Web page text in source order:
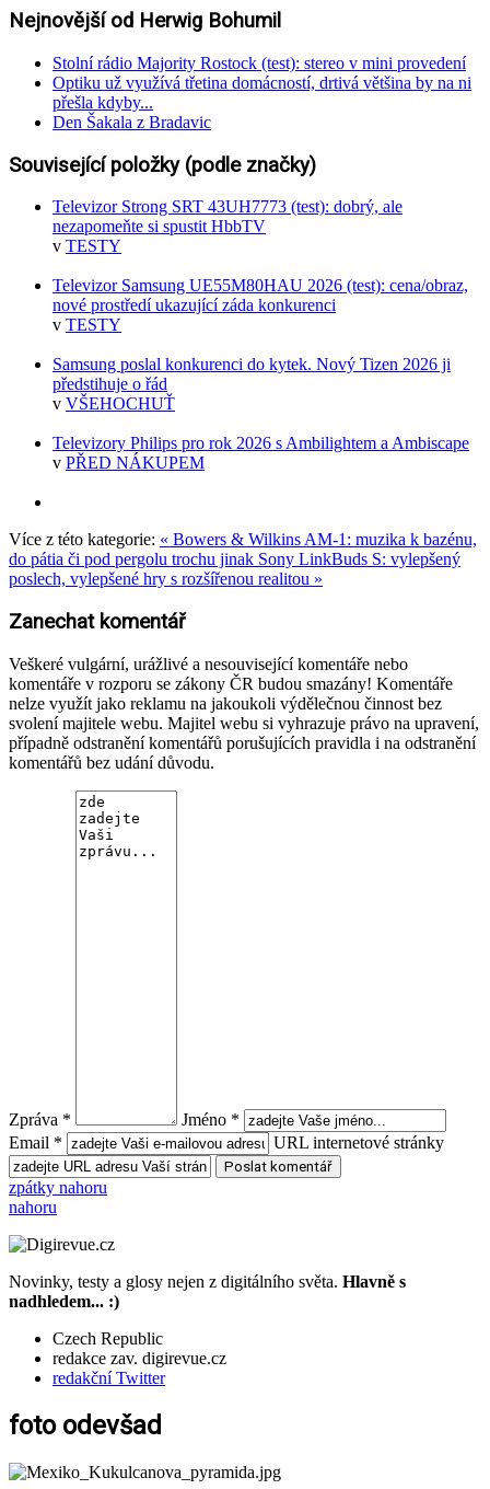
Nejnovější od Herwig Bohumil
Stolní rádio Majority Rostock (test): stereo v mini provedení
Optiku už využívá třetina domácností, drtivá většina by na ni
přešla kdyby...
Den Šakala z Bradavic
Související položky (podle značky)
Televizor Strong SRT 43UH7773 (test): dobrý, ale
nezapomeňte si spustit HbbTV
v TESTY
Televizor Samsung UE55M80HAU 2026 (test): cena/obraz,
nové prostředí ukazující záda konkurenci
v TESTY
Samsung poslal konkurenci do kytek. Nový Tizen 2026 ji
předstihuje o řád
v VŠEHOCHUŤ
Televizory Philips pro rok 2026 s Ambilightem a Ambiscape
v PŘED NÁKUPEM
Více z této kategorie: « Bowers & Wilkins AM-1: muzika k bazénu,
do pátia či pod pergolu trochu jinak Sony LinkBuds S: vylepšený
poslech, vylepšené hry s rozšířenou realitou »
Zanechat komentář
Veškeré vulgární, urážlivé a nesouvisející komentáře nebo
komentáře v rozporu se zákony ČR budou smazány! Komentáře
nelze využít jako reklamu na jakoukoli výdělečnou činnost bez
svolení majitele webu. Majitel webu si vyhrazuje právo na upravení,
případně odstranění komentářů porušujících pravidla i na odstranění
komentářů bez udání důvodu.
Zpráva *
Jméno *
Email *
URL internetové stránky
zpátky nahoru
nahoru
Novinky, testy a glosy nejen z digitálního světa. Hlavně s
nadhledem... :)
Czech Republic
redakce zav. digirevue.cz
redakční Twitter
foto odevšad